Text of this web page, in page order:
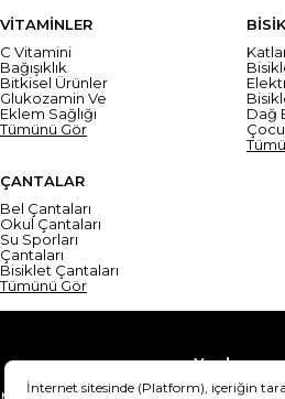
VİTAMİNLER
C Vitamini
Bağışıklık
Bitkisel Ürünler
Glukozamin Ve
Eklem Sağlığı
Tümünü Gör
Dağ
ÇANTALAR
Bel Çantaları
Okul Çantaları
Su Sporları
Çantaları
Bisiklet Çantaları
Tümünü Gör
Yardım